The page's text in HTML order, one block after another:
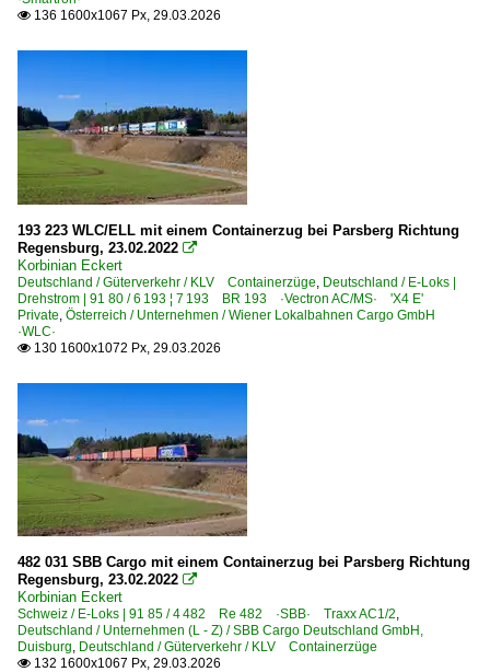
 136 1600x1067 Px, 29.03.2026
193 223 WLC/ELL mit einem Containerzug bei Parsberg Richtung
Regensburg, 23.02.2022 
Korbinian Eckert
Deutschland / Güterverkehr / KLV Containerzüge, Deutschland / E-Loks |
Drehstrom | 91 80 / 6 193 ¦ 7 193 BR 193 ·Vectron AC/MS· 'X4 E'
Private, Österreich / Unternehmen / Wiener Lokalbahnen Cargo GmbH
·WLC·
 130 1600x1072 Px, 29.03.2026
482 031 SBB Cargo mit einem Containerzug bei Parsberg Richtung
Regensburg, 23.02.2022 
Korbinian Eckert
Schweiz / E-Loks | 91 85 / 4 482 Re 482 ·SBB· Traxx AC1/2,
Deutschland / Unternehmen (L - Z) / SBB Cargo Deutschland GmbH,
Duisburg, Deutschland / Güterverkehr / KLV Containerzüge
 132 1600x1067 Px, 29.03.2026